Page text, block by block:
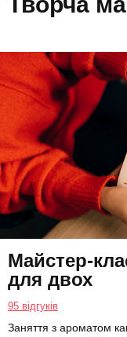
Майстер-
для двох
95 відгуків
Заняття з ароматом